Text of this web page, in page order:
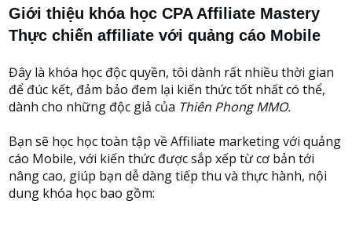
Giới thiệu khóa học CPA Affiliate Mastery
Thực chiến affiliate với quảng cáo Mobile
Đây là khóa học độc quyền, tôi dành rất nhiều thời gian
để đúc kết, đảm bảo đem lại kiến thức tốt nhất có thể,
dành cho những độc giả của Thiên Phong MMO.
Bạn sẽ học học toàn tập về Affiliate marketing với quảng
cáo Mobile, với kiến thức được sắp xếp từ cơ bản tới
nâng cao, giúp bạn dễ dàng tiếp thu và thực hành, nội
dung khóa học bao gồm: